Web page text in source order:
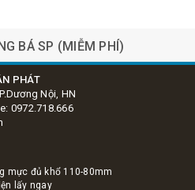
BÁ SP (MIỄM PHÍ)
Uboot
PHÁT
Nội, HN
0972.718.666
mực đủ khổ 110-80mm
lấy ngay